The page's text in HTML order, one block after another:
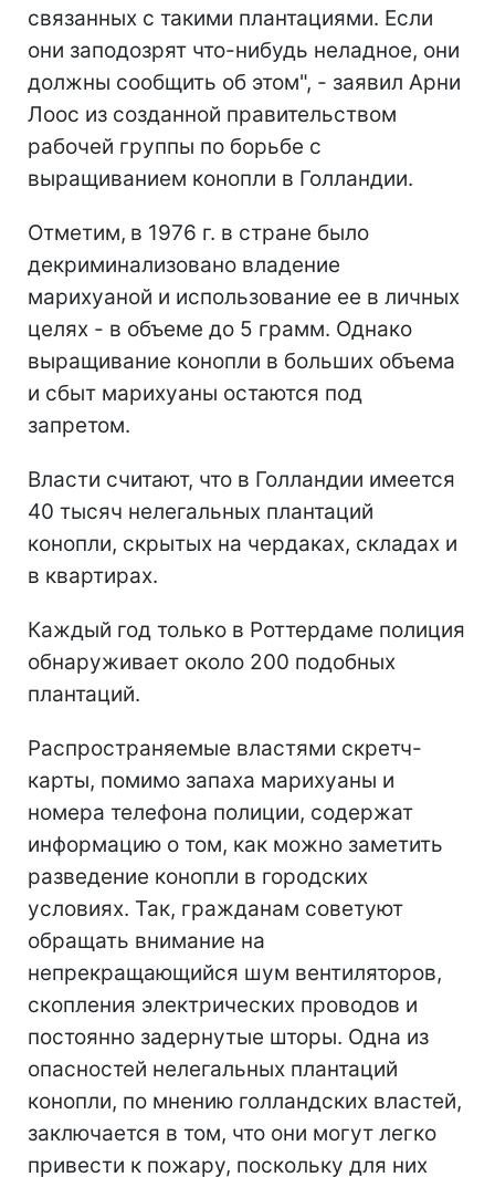
связанных с такими плантациями. Если
они заподозрят что-нибудь неладное, они
должны сообщить об этом", - заявил Арни
Лоос из созданной правительством
рабочей группы по борьбе с
выращиванием конопли в Голландии.
Отметим, в 1976 г. в стране было
декриминализовано владение
марихуаной и использование ее в личных
целях - в объеме до 5 грамм. Однако
выращивание конопли в больших объема
и сбыт марихуаны остаются под
запретом.
Власти считают, что в Голландии имеется
40 тысяч нелегальных плантаций
конопли, скрытых на чердаках, складах и
в квартирах.
Каждый год только в Роттердаме полиция
обнаруживает около 200 подобных
плантаций.
Распространяемые властями скретч-
карты, помимо запаха марихуаны и
номера телефона полиции, содержат
информацию о том, как можно заметить
разведение конопли в городских
условиях. Так, гражданам советуют
обращать внимание на
непрекращающийся шум вентиляторов,
скопления электрических проводов и
постоянно задернутые шторы. Одна из
опасностей нелегальных плантаций
конопли, по мнению голландских властей,
заключается в том, что они могут легко
привести к пожару, поскольку для них